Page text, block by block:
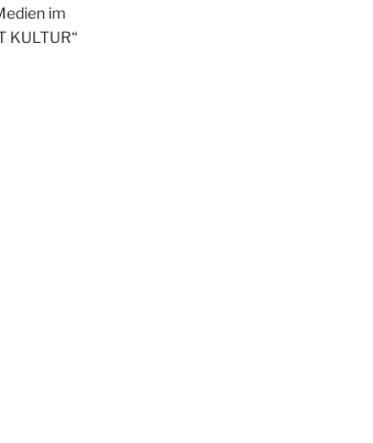
im
KULTUR“